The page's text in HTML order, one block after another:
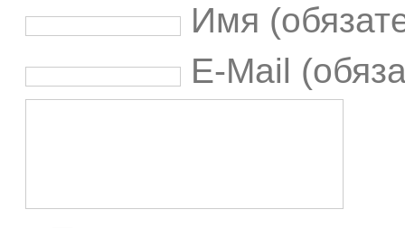
Имя
E-Mail